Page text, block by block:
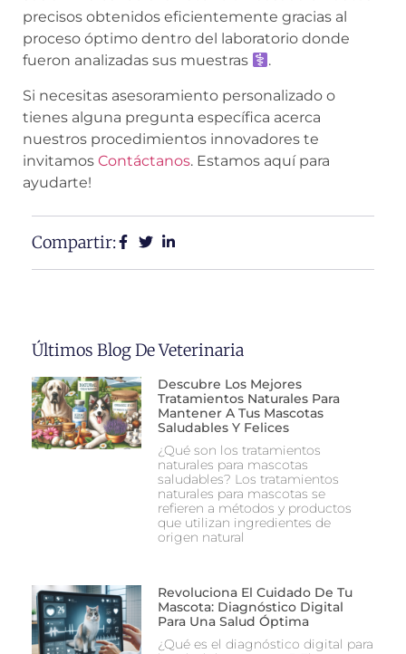
precisos obtenidos eficientemente gracias al
proceso óptimo dentro del laboratorio donde
fueron analizadas sus muestras
.
Si necesitas asesoramiento personalizado o
tienes alguna pregunta específica acerca
nuestros procedimientos innovadores te
invitamos Contáctanos. Estamos aquí para
ayudarte!
Compartir:
Últimos Blog De Veterinaria
Descubre Los Mejores
Tratamientos Naturales Para
Mantener A Tus Mascotas
Saludables Y Felices
¿Qué son los tratamientos
naturales para mascotas
saludables? Los tratamientos
naturales para mascotas se
refieren a métodos y productos
que utilizan ingredientes de
origen natural
Revoluciona El Cuidado De Tu
Mascota: Diagnóstico Digital
Para Una Salud Óptima
¿Qué es el diagnóstico digital para